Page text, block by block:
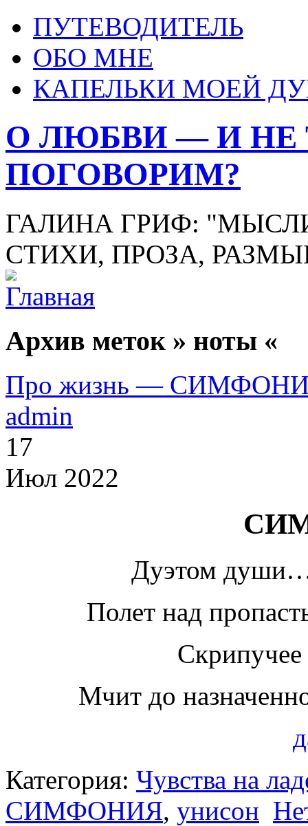
ПУТЕВОДИТЕЛЬ
ОБО МНЕ
КАПЕЛЬКИ МОЕЙ
О ЛЮБВИ — И НЕ
ПОГОВОРИМ?
ГАЛИНА ГРИФ:
СТИХИ, ПРОЗА,
Архив меток » ноты «
Про жизнь —
admin
17
Июл 2022
Дуэтом
Полет над
Мчит до
Категория: Чувства на
СИМФОНИЯ, унисон